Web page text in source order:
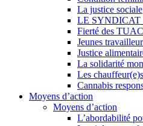
La justice sociale
LE SYNDICAT
Fierté des
Jeunes
Justice
La solidarité
Les
Cannabis
Moyens d’action
Moyens d’action
L’abordabilité